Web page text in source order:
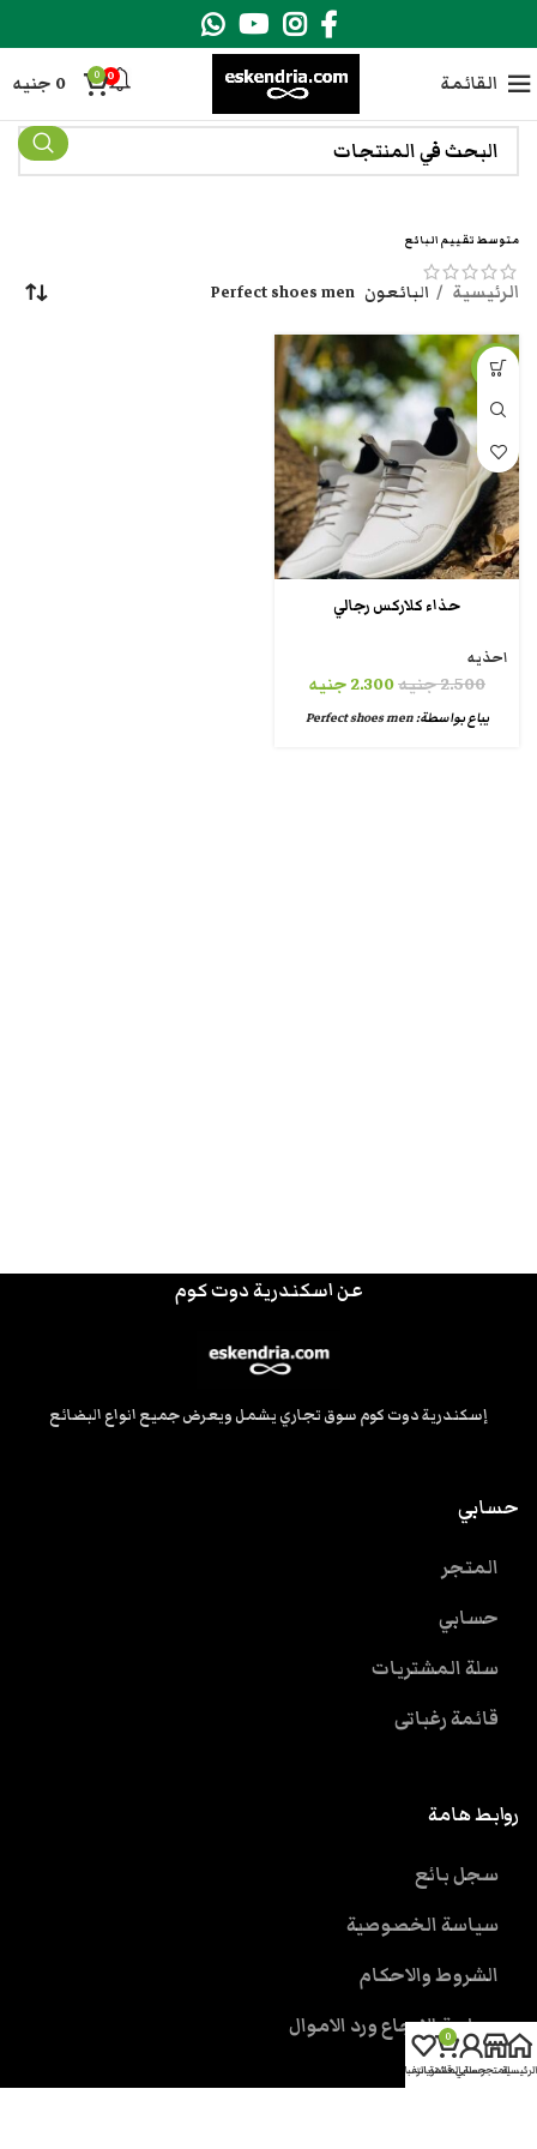
القائمة 0
0
0 جنيه
متوسط تقييم البائع
الرئيسية البائعون Perfect shoes men
-8%
حذاء كلاركس رجالي
احذيه
2.500جنيه2.300جنيه
يباع بواسطة:Perfect shoes men
عن اسكندرية دوت كوم
إسكندرية دوت كوم سوق تجاري يشمل ويعرض جميع انواع البضائع
حسابي
المتجر
حسابي
سلة المشتريات
قائمة رغباتى
روابط هامة
سجل بائع
سياسة الخصوصية
الشروط والاحكام
سياسة الارجاع ورد الاموال
الرئيسيةالمتجرحسابي
0
سلة المشتريات
قائمة الرغبات